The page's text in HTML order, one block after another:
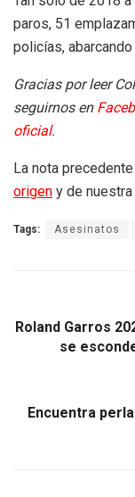
paros, 51
policías,
Gracias por leer
seguirnos en
oficial.
La nota
origen y de
Tags: Asesinatos
Roland Garros
se
Encuentra